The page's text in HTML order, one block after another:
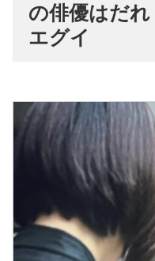
の俳優はだ
エグイ